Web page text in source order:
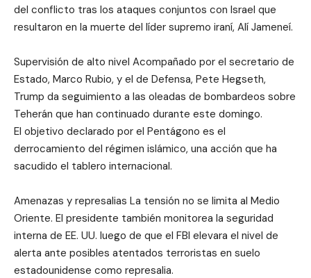
del conflicto tras los ataques conjuntos con Israel que
resultaron en la muerte del líder supremo iraní, Alí Jameneí.
Supervisión de alto nivel Acompañado por el secretario de
Estado, Marco Rubio, y el de Defensa, Pete Hegseth,
Trump da seguimiento a las oleadas de bombardeos sobre
Teherán que han continuado durante este domingo.
El objetivo declarado por el Pentágono es el
derrocamiento del régimen islámico, una acción que ha
sacudido el tablero internacional.
Amenazas y represalias La tensión no se limita al Medio
Oriente. El presidente también monitorea la seguridad
interna de EE. UU. luego de que el FBI elevara el nivel de
alerta ante posibles atentados terroristas en suelo
estadounidense como represalia.